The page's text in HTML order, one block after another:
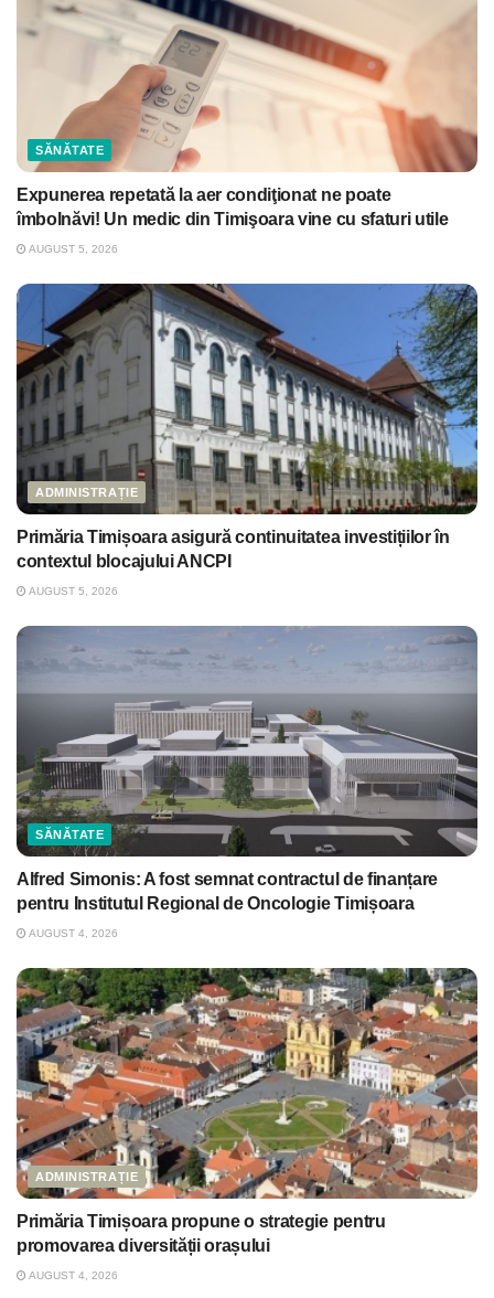
SĂNĂTATE
Expunerea repetată la aer condiţionat ne poate
îmbolnăvi! Un medic din Timişoara vine cu sfaturi utile
AUGUST 5, 2026
ADMINISTRAȚIE
Primăria Timișoara asigură continuitatea investițiilor în
contextul blocajului ANCPI
AUGUST 5, 2026
SĂNĂTATE
Alfred Simonis: A fost semnat contractul de finanțare
pentru Institutul Regional de Oncologie Timișoara
AUGUST 4, 2026
ADMINISTRAȚIE
Primăria Timișoara propune o strategie pentru
promovarea diversității orașului
AUGUST 4, 2026